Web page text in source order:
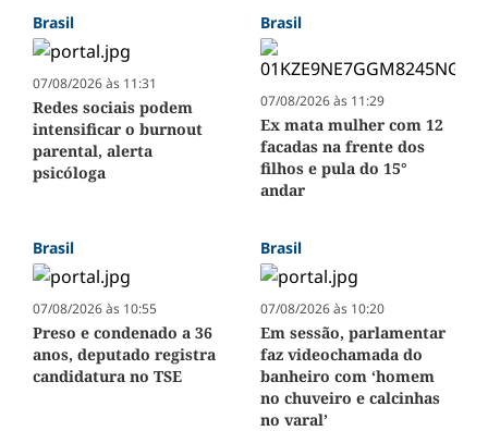
Brasil
07/08/2026 às 11:31
Redes sociais podem
intensificar o burnout
parental, alerta
psicóloga
Brasil
07/08/2026 às 11:29
Ex mata mulher com 12
facadas na frente dos
filhos e pula do 15°
andar
Brasil
07/08/2026 às 10:55
Preso e condenado a 36
anos, deputado registra
candidatura no TSE
Brasil
07/08/2026 às 10:20
Em sessão, parlamentar
faz videochamada do
banheiro com ‘homem
no chuveiro e calcinhas
no varal’